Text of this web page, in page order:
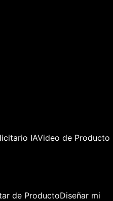
IAVideo de Producto
de ProductoDiseñar mi